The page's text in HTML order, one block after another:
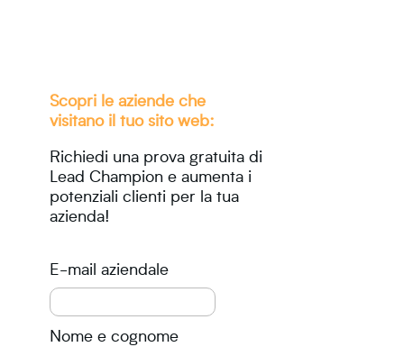
Scopri le aziende che
visitano il tuo sito web:
Richiedi una prova gratuita di
Lead Champion e aumenta i
potenziali clienti per la tua
azienda!
E-mail aziendale
Nome e cognome